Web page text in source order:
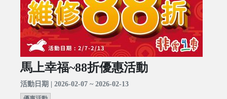
馬上幸福~88折優惠活動
活動日期 | 2026-02-07 ~ 2026-02-13